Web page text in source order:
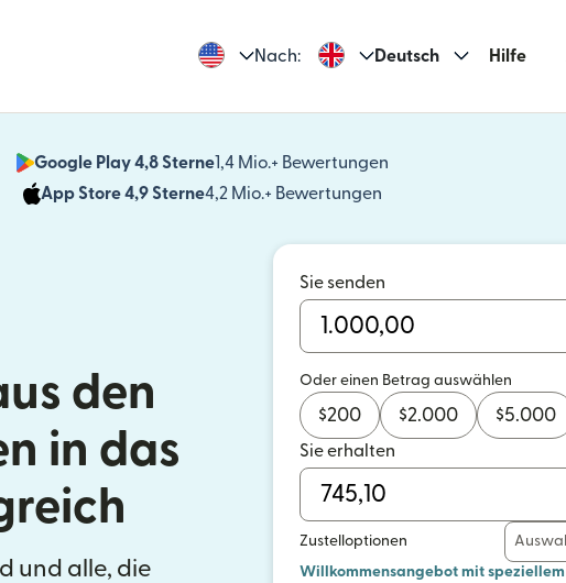
Nach: Deutsch Hilfe
Google Play 4,8 Sterne1,4 Mio.+ Bewertungen
App Store 4,9 Sterne4,2 Mio.+ Bewertungen
den
in das
und alle, die
Sie senden
Oder einen Betrag auswählen
$200 $2.000 $5.000
Sie erhalten
Zustelloptionen
Willkommensangebot mit speziellem